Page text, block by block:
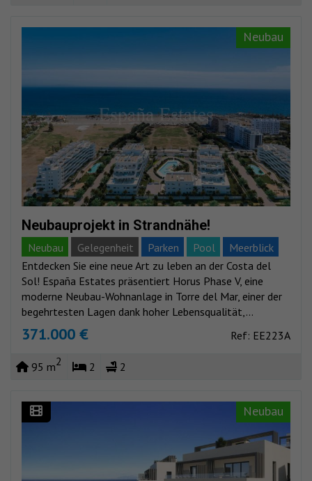
Neubau
Neubauprojekt in Strandnähe!
Neubau Gelegenheit Parken Pool
Meerblick
Entdecken Sie eine neue Art zu leben an der Costa del
Sol! España Estates präsentiert Horus Phase V, eine
moderne Neubau-Wohnanlage in Torre del Mar, einer der
begehrtesten Lagen dank hoher Lebensqualität,...
371.000 € Ref: EE223A
95 m2 2 2
Neubau